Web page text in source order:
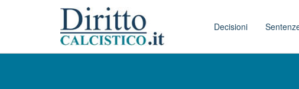
Main menu Decisioni